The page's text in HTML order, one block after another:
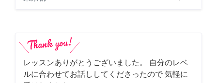
レッスンありがとうございました。 自分のレベ
ルに合わせてお話ししてくださったので 気軽に